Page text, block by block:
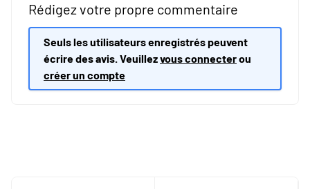
Rédigez votre propre commentaire
Seuls les utilisateurs enregistrés peuvent
écrire des avis. Veuillezvous connecterou
créer un compte